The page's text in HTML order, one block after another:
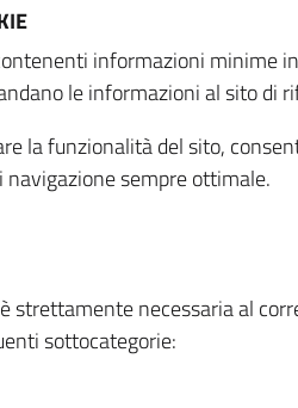
informazioni minime
le informazioni al sito di
la funzionalità del sito,
sempre ottimale.
strettamente necessaria al
sottocategorie: